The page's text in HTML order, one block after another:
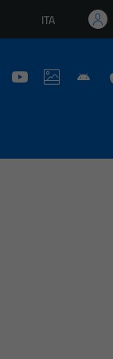
Lingua attiva:
ITA